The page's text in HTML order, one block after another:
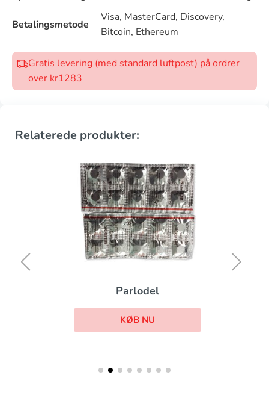
Betalingsmetode
Visa, MasterCard, Discovery,
Bitcoin, Ethereum
Gratis levering (med standard luftpost) på ordrer
over kr1283
Relaterede produkter:
Parlodel
KØB NU